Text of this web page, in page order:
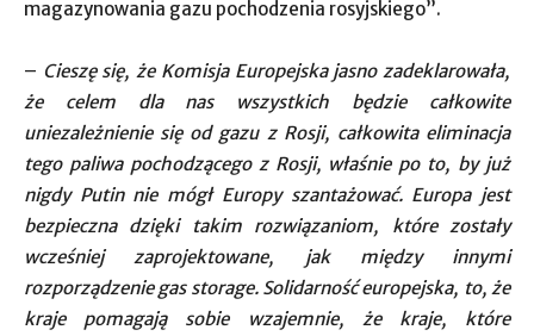
magazynowania gazu pochodzenia rosyjskiego”.
– Cieszę się, że Komisja Europejska jasno zadeklarowała,
że celem dla nas wszystkich będzie całkowite
uniezależnienie się od gazu z Rosji, całkowita eliminacja
tego paliwa pochodzącego z Rosji, właśnie po to, by już
nigdy Putin nie mógł Europy szantażować. Europa jest
bezpieczna dzięki takim rozwiązaniom, które zostały
wcześniej zaprojektowane, jak między innymi
rozporządzenie gas storage. Solidarność europejska, to, że
kraje pomagają sobie wzajemnie, że kraje, które